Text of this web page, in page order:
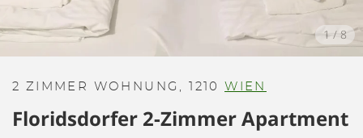
1 / 8
2 ZIMMER WOHNUNG, 1210 WIEN
Floridsdorfer 2-Zimmer Apartment